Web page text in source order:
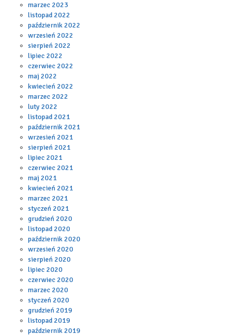
marzec 2023
listopad 2022
październik 2022
wrzesień 2022
sierpień 2022
lipiec 2022
czerwiec 2022
maj 2022
kwiecień 2022
marzec 2022
luty 2022
listopad 2021
październik 2021
wrzesień 2021
sierpień 2021
lipiec 2021
czerwiec 2021
maj 2021
kwiecień 2021
marzec 2021
styczeń 2021
grudzień 2020
listopad 2020
październik 2020
wrzesień 2020
sierpień 2020
lipiec 2020
czerwiec 2020
marzec 2020
styczeń 2020
grudzień 2019
listopad 2019
październik 2019